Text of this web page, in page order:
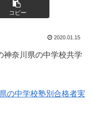
コピー
2020.01.15
神奈川県の中学校共学
の中学校塾別合格者実